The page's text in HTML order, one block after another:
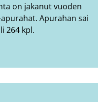
on jakanut vuoden
Apurahan sai
264 kpl.